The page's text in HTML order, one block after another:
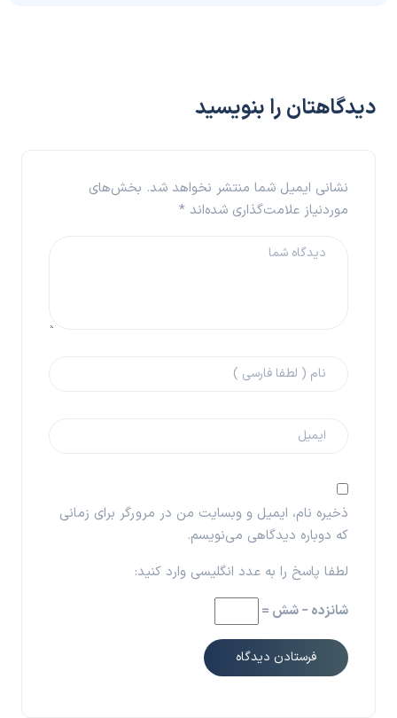
دیدگاهتان را بنویسید
نشانی ایمیل شما منتشر نخواهد شد. بخش‌های
موردنیاز علامت‌گذاری شده‌اند *
ذخیره نام، ایمیل و وبسایت من در مرورگر برای زمانی
که دوباره دیدگاهی می‌نویسم.
لطفا پاسخ را به عدد انگلیسی وارد کنید:
شانزده − شش =